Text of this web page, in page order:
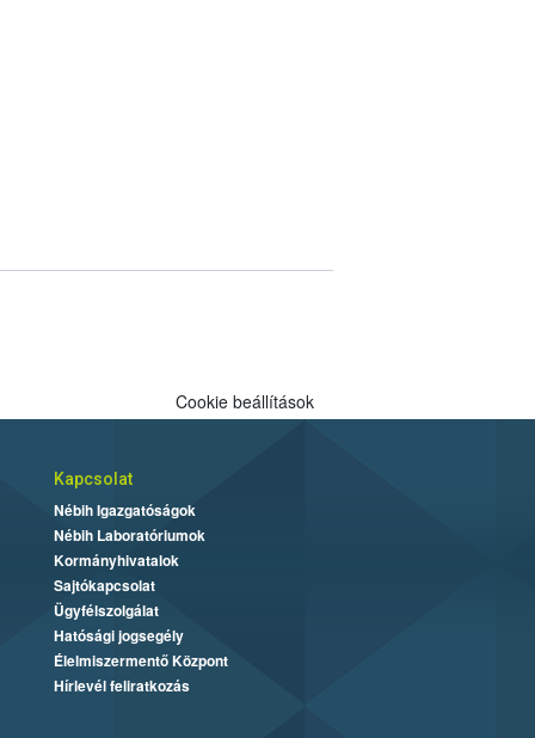
Cookie beállítások
Kapcsolat
Nébih Igazgatóságok
Nébih Laboratóriumok
Kormányhivatalok
Sajtókapcsolat
Ügyfélszolgálat
Hatósági jogsegély
Élelmiszermentő Központ
Hírlevél feliratkozás